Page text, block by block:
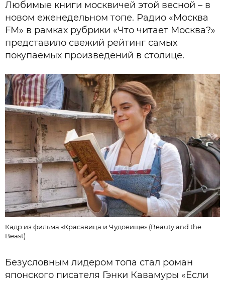
Любимые книги москвичей этой весной – в
новом еженедельном топе. Радио «Москва
FM» в рамках рубрики «Что читает Москва?»
представило свежий рейтинг самых
покупаемых произведений в столице.
Кадр из фильма «Красавица и Чудовище» (Beauty and the
Beast)
Безусловным лидером топа стал роман
японского писателя Гэнки Кавамуры «Если